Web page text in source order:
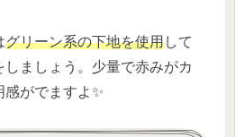
グリーン系の下地を使用して
ましょう。少量で赤みがカ
がでますよ✨️